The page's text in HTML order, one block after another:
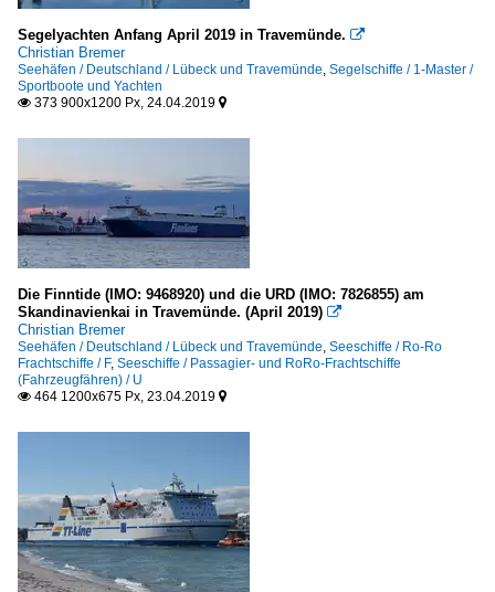
Segelyachten Anfang April 2019 in Travemünde. 
Christian Bremer
Seehäfen / Deutschland / Lübeck und Travemünde, Segelschiffe / 1-Master /
Sportboote und Yachten
 373 900x1200 Px, 24.04.2019 
Die Finntide (IMO: 9468920) und die URD (IMO: 7826855) am
Skandinavienkai in Travemünde. (April 2019) 
Christian Bremer
Seehäfen / Deutschland / Lübeck und Travemünde, Seeschiffe / Ro-Ro
Frachtschiffe / F, Seeschiffe / Passagier- und RoRo-Frachtschiffe
(Fahrzeugfähren) / U
 464 1200x675 Px, 23.04.2019 